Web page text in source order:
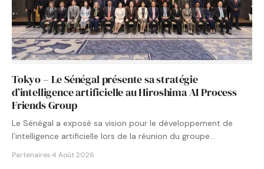
Tokyo – Le Sénégal présente sa stratégie
d’intelligence artificielle au Hiroshima AI Process
Friends Group
Le Sénégal a exposé sa vision pour le développement de
l’intelligence artificielle lors de la réunion du groupe…
Partenaires·4 Août 2026